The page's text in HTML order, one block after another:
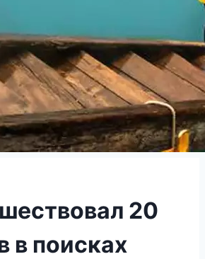
20
в поисках